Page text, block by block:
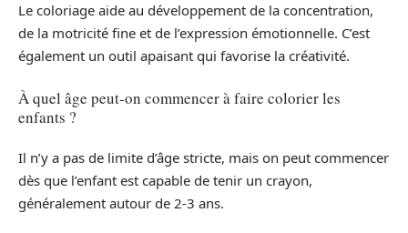
Le coloriage aide au développement de la concentration,
de la motricité fine et de l’expression émotionnelle. C’est
également un outil apaisant qui favorise la créativité.
À quel âge peut-on commencer à faire colorier les
enfants ?
Il n’y a pas de limite d’âge stricte, mais on peut commencer
dès que l’enfant est capable de tenir un crayon,
généralement autour de 2-3 ans.